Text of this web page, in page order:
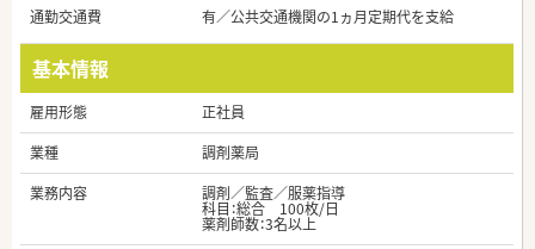
通勤交通費
有／公共交通機関の1ヵ月定期代を支給
基本情報
雇用形態
正社員
業種
調剤薬局
業務内容
調剤／監査／服薬指導
科目：総合 100枚/日
薬剤師数：3名以上